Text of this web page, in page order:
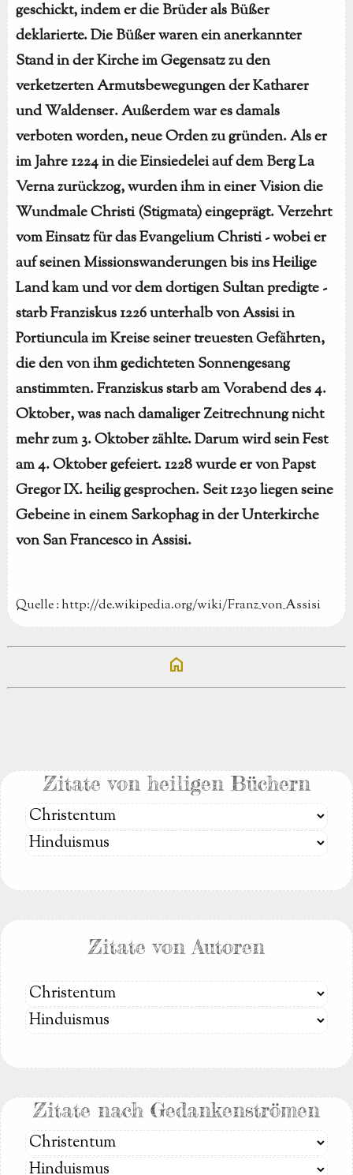
geschickt, indem er die Brüder als Büßer
deklarierte. Die Büßer waren ein anerkannter
Stand in der Kirche im Gegensatz zu den
verketzerten Armutsbewegungen der Katharer
und Waldenser. Außerdem war es damals
verboten worden, neue Orden zu gründen. Als er
im Jahre 1224 in die Einsiedelei auf dem Berg La
Verna zurückzog, wurden ihm in einer Vision die
Wundmale Christi (Stigmata) eingeprägt. Verzehrt
vom Einsatz für das Evangelium Christi - wobei er
auf seinen Missionswanderungen bis ins Heilige
Land kam und vor dem dortigen Sultan predigte -
starb Franziskus 1226 unterhalb von Assisi in
Portiuncula im Kreise seiner treuesten Gefährten,
die den von ihm gedichteten Sonnengesang
anstimmten. Franziskus starb am Vorabend des 4.
Oktober, was nach damaliger Zeitrechnung nicht
mehr zum 3. Oktober zählte. Darum wird sein Fest
am 4. Oktober gefeiert. 1228 wurde er von Papst
Gregor IX. heilig gesprochen. Seit 1230 liegen seine
Gebeine in einem Sarkophag in der Unterkirche
von San Francesco in Assisi.
Quelle : http://de.wikipedia.org/wiki/Franz_von_Assisi
home
Zitate von heiligen Büchern
Zitate von Autoren
Zitate nach Gedankenströmen